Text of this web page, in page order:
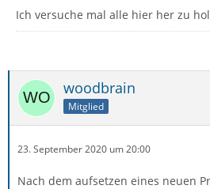
Ich versuche mal alle hier her zu
woodbrain
Mitglied
23. September 2020 um 20:00
Nach dem aufsetzen eines neuen